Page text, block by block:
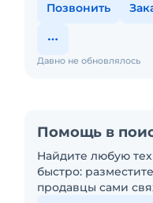
Позвонить
Давно не обновлялось
Помощь в
Найдите любую
быстро:
продавцы сами